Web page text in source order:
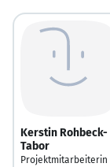
Kerstin Rohbeck-
Tabor
Projektmitarbeiterin